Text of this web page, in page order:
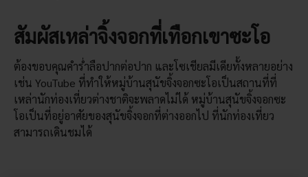
สัมผัสเหล่าจิ้งจอกที่เทือกเขาซะโอ
ต้องขอบคุณคำร่ำลือปากต่อปาก และโซเชียลมีเดียทั้งหลายอย่าง
เช่น YouTube ที่ทำให้หมู่บ้านสุนัขจิ้งจอกซะโอเป็นสถานที่ที่
เหล่านักท่องเที่ยวต่างชาติจะพลาดไม่ได้ หมู่บ้านสุนัขจิ้งจอกซะ
โอเป็นที่อยู่อาศัยของสุนัขจิ้งจอกที่ต่างออกไป ที่นักท่องเที่ยว
สามารถเดินชมได้